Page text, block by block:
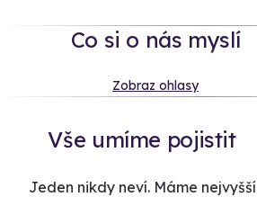
Co si o nás myslí
Zobraz ohlasy
Vše umíme pojistit
Jeden nikdy neví. Máme nejvyšší